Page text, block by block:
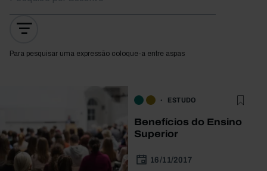
Para pesquisar uma expressão coloque-a entre aspas
ESTUDO
Benefícios do Ensino
Superior
16/11/2017